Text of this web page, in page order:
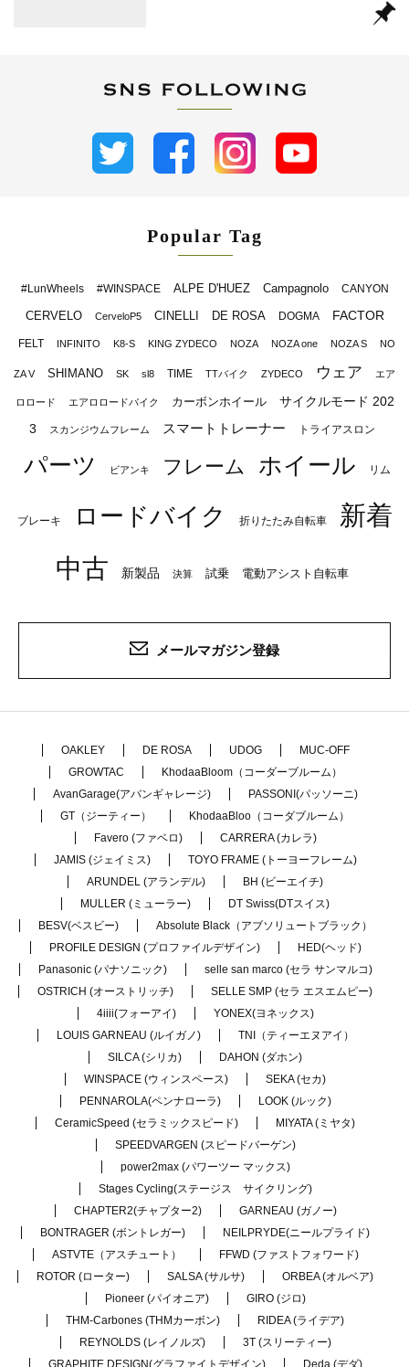
Popular Tag
#LunWheels #WINSPACE ALPE D'HUEZ Campagnolo CANYON
CERVELO CerveloP5 CINELLI DE ROSA DOGMA FACTOR
FELT INFINITO K8-S KING ZYDECO NOZA NOZA one NOZA S NO
ZA V SHIMANO SK sl8 TIME TTバイク ZYDECO ウェア エア
ロロード エアロロードバイク カーボンホイール
サイクルモード 202
3
スカンジウムフレーム スマートトレーナー トライアスロン
パーツ ビアンキ フレーム ホイール リム
ブレーキ ロードバイク 折りたたみ自転車
新着
中古
新製品 決算 試乗 電動アシスト自転車
メールマガジン登録
OAKLEY DE ROSA UDOG
MUC-OFF
GROWTAC
KhodaaBloom（コーダーブルーム）
AvanGarage(アバンギャレージ)
PASSONI(パッソーニ)
GT（ジーティー）
KhodaaBloo（コーダブルーム）
Favero (ファベロ)
CARRERA (カレラ)
JAMIS (ジェイミス)
TOYO FRAME (トーヨーフレーム)
ARUNDEL (アランデル)
BH (ビーエイチ)
MULLER (ミューラー)
DT Swiss(DTスイス)
BESV(ベスビー)
Absolute Black（アブソリュートブラック）
PROFILE DESIGN (プロファイルデザイン)
HED(ヘッド)
Panasonic (パナソニック)
selle san marco (セラ サンマルコ)
OSTRICH (オーストリッチ)
SELLE SMP (セラ エスエムピー)
4iiii(フォーアイ)
YONEX(ヨネックス)
LOUIS GARNEAU (ルイガノ)
TNI（ティーエヌアイ）
SILCA (シリカ)
DAHON (ダホン)
WINSPACE (ウィンスペース)
SEKA (セカ)
PENNAROLA(ペンナローラ)
LOOK (ルック)
CeramicSpeed (セラミックスピード)
MIYATA (ミヤタ)
SPEEDVARGEN (スピードバーゲン)
power2max (パワーツー マックス)
Stages Cycling(ステージス サイクリング)
CHAPTER2(チャプター2)
GARNEAU (ガノー)
BONTRAGER (ボントレガー)
NEILPRYDE(ニールプライド)
ASTVTE（アスチュート）
FFWD (ファストフォワード)
ROTOR (ローター)
SALSA (サルサ)
ORBEA (オルベア)
Pioneer (パイオニア)
GIRO (ジロ)
THM-Carbones (THMカーボン)
RIDEA (ライデア)
REYNOLDS (レイノルズ)
3T (スリーティー)